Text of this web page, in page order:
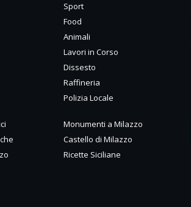
Sport
Food
Animali
Lavori in Corso
Dissesto
Raffineria
Polizia Locale
Monumenti a Milazzo
Castello di Milazzo
Ricette Siciliane